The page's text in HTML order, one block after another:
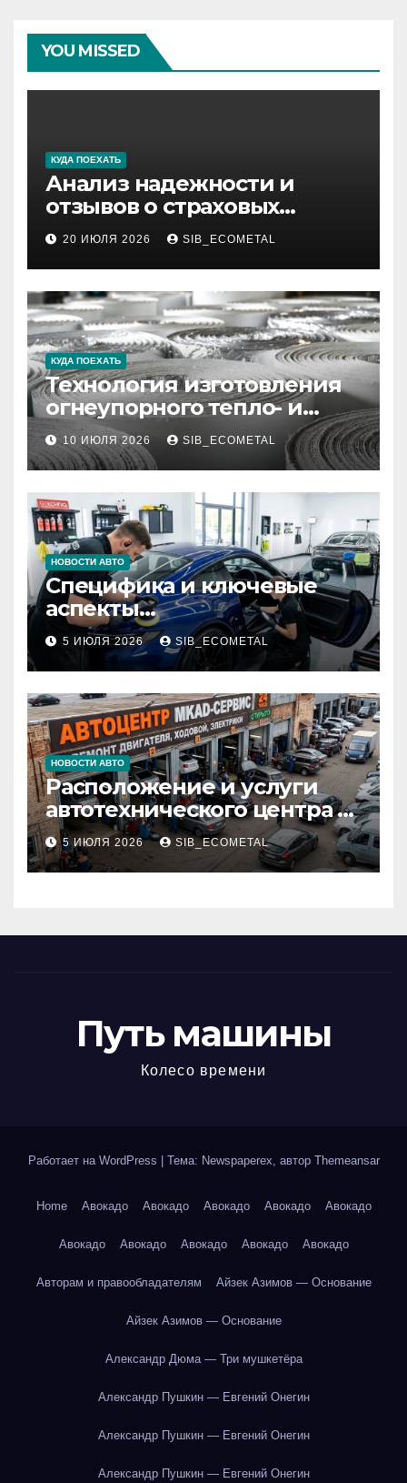
YOU MISSED
КУДА ПОЕХАТЬ
Анализ надежности и
отзывов о страховых
компаниях по итогам 2026
года
20 ИЮЛЯ 2026 SIB_ECOMETAL
КУДА ПОЕХАТЬ
Технология изготовления
огнеупорного тепло- и
звукоизоляционного
картона МКРК-500 из
муллитокремнеземистого
волокна
10 ИЮЛЯ 2026 SIB_ECOMETAL
НОВОСТИ АВТО
Специфика и ключевые
аспекты
профессионального
детейлинга кузова и
салона
5 ИЮЛЯ 2026 SIB_ECOMETAL
НОВОСТИ АВТО
Расположение и услуги
автотехнического центра в
районе 84-го километра
МКАД
5 ИЮЛЯ 2026 SIB_ECOMETAL
Путь машины
Колесо времени
Работает на WordPress Тема: Newspaperex, автор Themeansar
Home Авокадо Авокадо Авокадо Авокадо Авокадо
Авокадо Авокадо Авокадо Авокадо Авокадо
Авторам и правообладателям Айзек Азимов — Основание
Айзек Азимов — Основание
Александр Дюма — Три мушкетёра
Александр Пушкин — Евгений Онегин
Александр Пушкин — Евгений Онегин
Александр Пушкин — Евгений Онегин